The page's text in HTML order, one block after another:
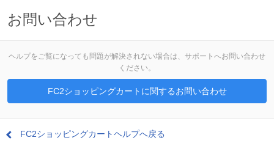
お問い合わせ
ヘルプをご覧になっても問題が解決されない場合は、サポートへお問い合わせ
ください。
FC2ショッピングカートに関するお問い合わせ
FC2ショッピングカートヘルプへ戻る